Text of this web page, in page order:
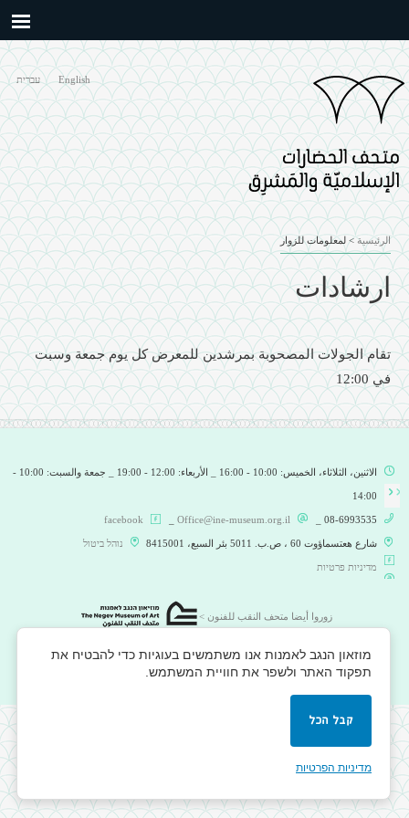
main
content
English עברית
الرئيسية> لمعلومات للزوار
ارشادات
تقام الجولات المصحوبة بمرشدين للمعرض كل يوم جمعة وسبت
في 12:00
الاثنين، الثلاثاء، الخميس: 10:00 - 16:00 _ الأربعاء: 12:00 - 19:00 _ جمعة والسبت: 10:00 -
14:00
08-6993535 _
Office@ine-museum.org.il
facebook
شارع هعتسماؤوت 60 ، ص.ب. 5011 بئر السبع، 8415001 נוהל ביטול
מדיניות פרטיות
زوروا أيضا متحف النقب للفنون >
©كلّ الحقوق محفوظة 2026
מוזאון הנגב לאמנות אנו משתמשים בעוגיות כדי להבטיח את
תפקוד האתר ולשפר את חוויית המשתמש.
קבל הכל
מדיניות הפרטיות